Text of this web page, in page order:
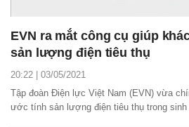
EVN ra mắt công cụ giúp
sản lượng điện tiêu thụ
20:22 | 03/05/2021
Tập đoàn Điện lực Việt Nam (EVN) vừa
ước tính sản lượng điện tiêu thụ trong sinh